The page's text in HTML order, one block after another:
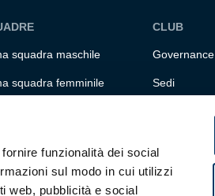
funzionalità dei social
sul modo in cui utilizzi
web, pubblicità e social
squadra maschile
squadra femminile
Academy
CLUB
Governance
Sedi